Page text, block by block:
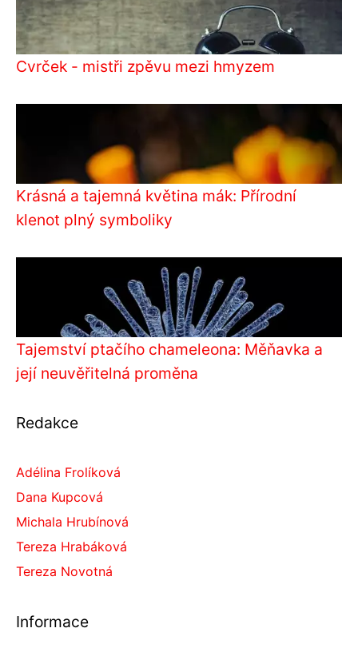
Cvrček - mistři zpěvu mezi hmyzem
Krásná a tajemná květina mák: Přírodní
klenot plný symboliky
Tajemství ptačího chameleona: Měňavka a
její neuvěřitelná proměna
Redakce
Adélina Frolíková
Dana Kupcová
Michala Hrubínová
Tereza Hrabáková
Tereza Novotná
Informace